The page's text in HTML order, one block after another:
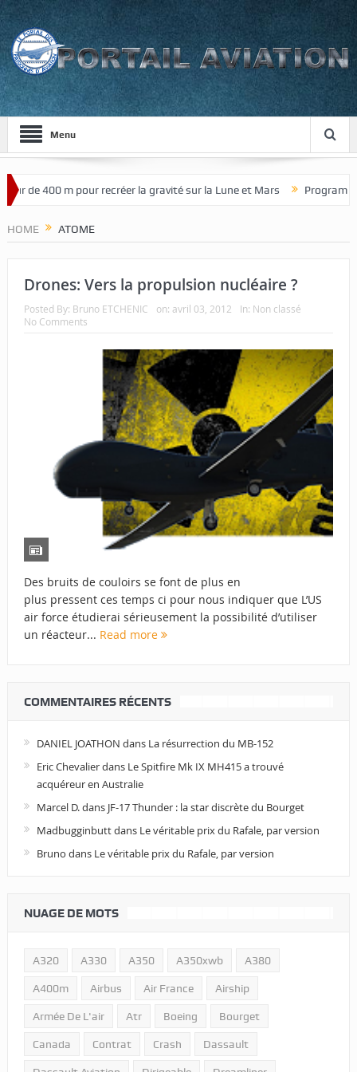
Menu
de 400 m pour recréer la gravité sur la Lune et Mars Programme
HOME ATOME
Drones: Vers la propulsion nucléaire ?
Posted By: Bruno ETCHENIC on: avril 03, 2012 In: Non classé
No Comments
Des bruits de couloirs se font de plus en
plus pressent ces temps ci pour nous indiquer que L’US
air force étudierai sérieusement la possibilité d’utiliser
un réacteur... Read more
COMMENTAIRES RÉCENTS
DANIEL JOATHON dans La résurrection du MB-152
Eric Chevalierdans Le Spitfire Mk IX MH415 a trouvé
acquéreur en Australie
Marcel D.dans JF-17 Thunder : la star discrète du Bourget
Madbugginbuttdans Le véritable prix du Rafale, par version
Bruno dans Le véritable prix du Rafale, par version
NUAGE DE MOTS
A320 A330 A350 A350xwb A380
A400m Airbus Air France Airship
Armée De L'air Atr Boeing Bourget
Canada Contrat Crash Dassault